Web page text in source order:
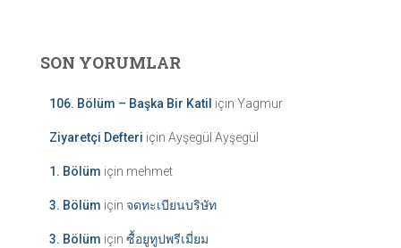
SON YORUMLAR
106. Bölüm – Başka Bir Katil için Yagmur
Ziyaretçi Defteri için Ayşegül Ayşegül
1. Bölüm için mehmet
3. Bölüm için จดทะเบียนบริษัท
3. Bölüm için ซื้อยูทูปพรีเมี่ยม